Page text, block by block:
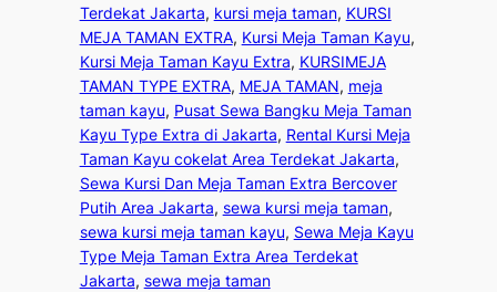
Terdekat Jakarta, kursi meja taman, KURSI
MEJA TAMAN EXTRA, Kursi Meja Taman Kayu
Kursi Meja Taman Kayu Extra, KURSIMEJA
TAMAN TYPE EXTRA, MEJA TAMAN, meja
taman kayu, Pusat Sewa Bangku Meja Taman
Kayu Type Extra di Jakarta, Rental Kursi Meja
Taman Kayu cokelat Area Terdekat Jakarta
Sewa Kursi Dan Meja Taman Extra Bercover
Putih Area Jakarta, sewa kursi meja taman
sewa kursi meja taman kayu, Sewa Meja Kayu
Type Meja Taman Extra Area Terdekat
Jakarta, sewa meja taman